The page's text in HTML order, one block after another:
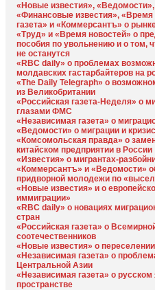
«Новые известия»,
«Финансовые известия», «Время
газета» и «Коммерсантъ» о
«Труд» и «Время новостей» о
пособия по увольнению и о том,
не останутся
«RBC daily» о проблемах
молдавских гастарбайтеров на
«The Daily Telegraph» о
из Великобритании
«Российская газета-Неделя» о
глазами ФМС
«Независимая газета» о
«Ведомости» о миграции и
«Комсомольская правда» о
китайском предприятии в России
«Известия» о мигрантах-
«Коммерсантъ» и «Ведомости»
придворной молодежи по
«Новые известия» и о
иммиграции»
«RBC daily» о новациях
стран
«Российская газета» о
соотечественников
«Новые известия» о
«Независимая газета» о
Центральной Азии
«Независимая газета» о
пространстве